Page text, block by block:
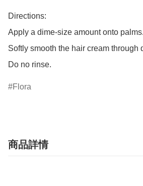
Directions:
Apply a dime-size amount onto palms.
Softly smooth the hair cream through
Do no rinse.
Flora
商品詳情